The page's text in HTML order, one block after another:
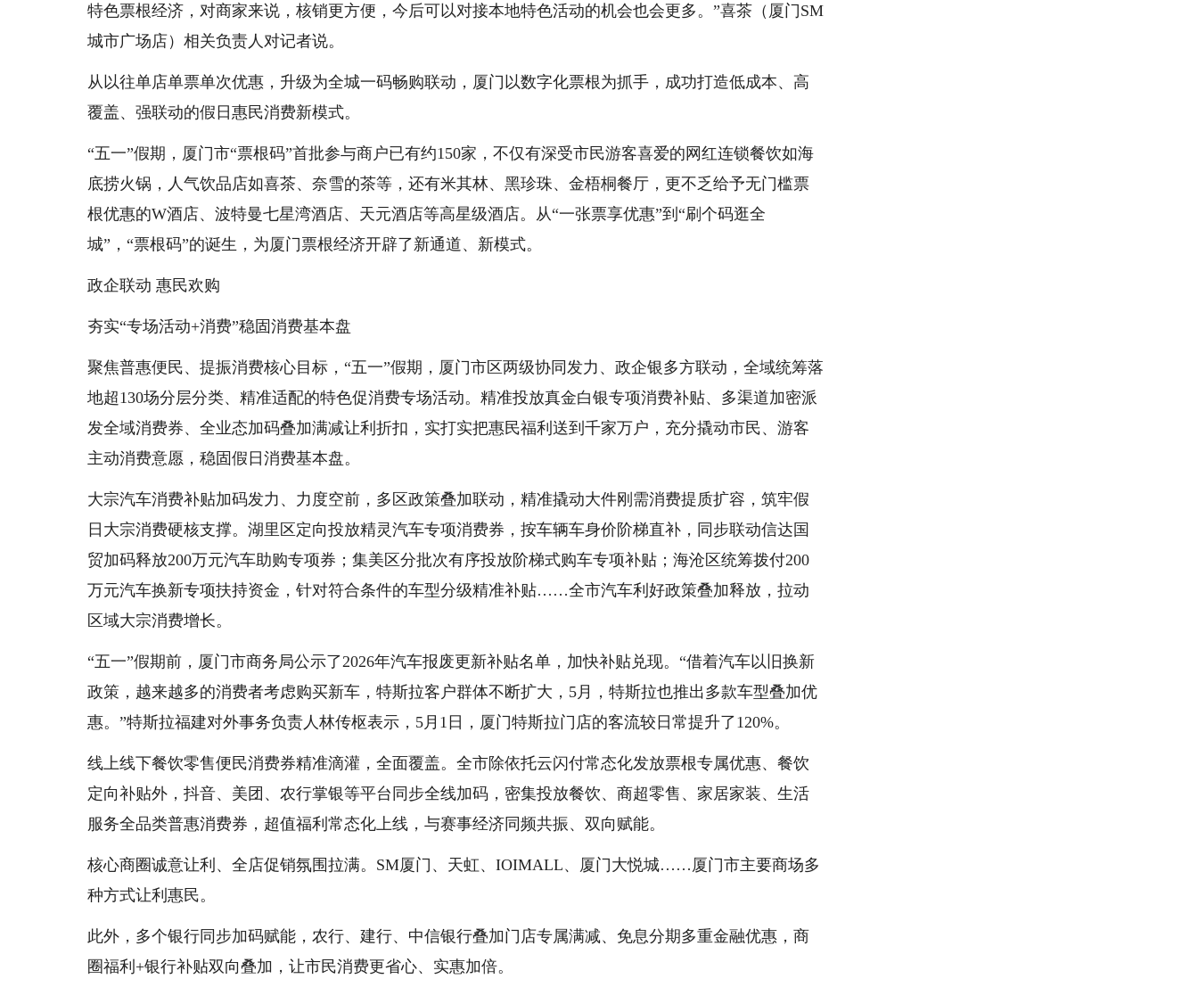
特色票根经济，对商家来说，核销更方便，今后可以对接本地特色活动的机会也会更多。”喜茶（厦门SM
城市广场店）相关负责人对记者说。
从以往单店单票单次优惠，升级为全城一码畅购联动，厦门以数字化票根为抓手，成功打造低成本、高
覆盖、强联动的假日惠民消费新模式。
“五一”假期，厦门市“票根码”首批参与商户已有约150家，不仅有深受市民游客喜爱的网红连锁餐饮如海
底捞火锅，人气饮品店如喜茶、奈雪的茶等，还有米其林、黑珍珠、金梧桐餐厅，更不乏给予无门槛票
根优惠的W酒店、波特曼七星湾酒店、天元酒店等高星级酒店。从“一张票享优惠”到“刷个码逛全
城”，“票根码”的诞生，为厦门票根经济开辟了新通道、新模式。
政企联动 惠民欢购
夯实“专场活动+消费”稳固消费基本盘
聚焦普惠便民、提振消费核心目标，“五一”假期，厦门市区两级协同发力、政企银多方联动，全域统筹落
地超130场分层分类、精准适配的特色促消费专场活动。精准投放真金白银专项消费补贴、多渠道加密派
发全域消费券、全业态加码叠加满减让利折扣，实打实把惠民福利送到千家万户，充分撬动市民、游客
主动消费意愿，稳固假日消费基本盘。
大宗汽车消费补贴加码发力、力度空前，多区政策叠加联动，精准撬动大件刚需消费提质扩容，筑牢假
日大宗消费硬核支撑。湖里区定向投放精灵汽车专项消费券，按车辆车身价阶梯直补，同步联动信达国
贸加码释放200万元汽车助购专项券；集美区分批次有序投放阶梯式购车专项补贴；海沧区统筹拨付200
万元汽车换新专项扶持资金，针对符合条件的车型分级精准补贴……全市汽车利好政策叠加释放，拉动
区域大宗消费增长。
“五一”假期前，厦门市商务局公示了2026年汽车报废更新补贴名单，加快补贴兑现。“借着汽车以旧换新
政策，越来越多的消费者考虑购买新车，特斯拉客户群体不断扩大，5月，特斯拉也推出多款车型叠加优
惠。”特斯拉福建对外事务负责人林传枢表示，5月1日，厦门特斯拉门店的客流较日常提升了120%。
线上线下餐饮零售便民消费券精准滴灌，全面覆盖。全市除依托云闪付常态化发放票根专属优惠、餐饮
定向补贴外，抖音、美团、农行掌银等平台同步全线加码，密集投放餐饮、商超零售、家居家装、生活
服务全品类普惠消费券，超值福利常态化上线，与赛事经济同频共振、双向赋能。
核心商圈诚意让利、全店促销氛围拉满。SM厦门、天虹、IOIMALL、厦门大悦城……厦门市主要商场多
种方式让利惠民。
此外，多个银行同步加码赋能，农行、建行、中信银行叠加门店专属满减、免息分期多重金融优惠，商
圈福利+银行补贴双向叠加，让市民消费更省心、实惠加倍。